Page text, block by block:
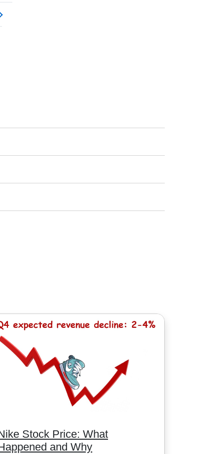
票 - 1.5加元. MT5平臺最低手續費為: 1
Stock Price: What
and Why